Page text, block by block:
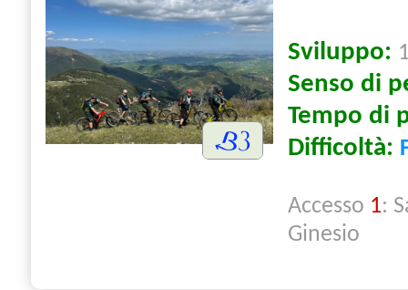
Sviluppo:
Senso di
Tempo di
Difficoltà:
Accesso 1:
Ginesio